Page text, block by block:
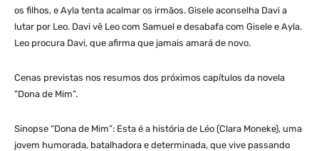
os filhos, e Ayla tenta acalmar os irmãos. Gisele aconselha Davi a
lutar por Leo. Davi vê Leo com Samuel e desabafa com Gisele e Ayla.
Leo procura Davi, que afirma que jamais amará de novo.
Cenas previstas nos resumos dos próximos capítulos da novela
“Dona de Mim”.
Sinopse “Dona de Mim”: Esta é a história de Léo (Clara Moneke), uma
jovem humorada, batalhadora e determinada, que vive passando